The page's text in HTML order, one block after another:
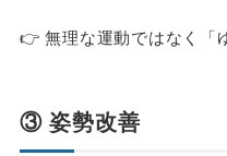
👉 無理な運動ではなく「
③ 姿勢改善